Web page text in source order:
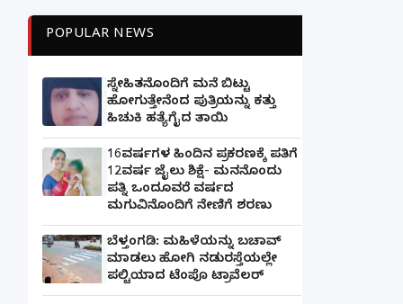
POPULAR NEWS
ಸ್ನೇಹಿತನೊಂದಿಗೆ ಮನೆ ಬಿಟ್ಟು
ಹೋಗುತ್ತೇನೆಂದ ಪುತ್ರಿಯನ್ನು ಕತ್ತು
ಹಿಚುಕಿ ಹತ್ಯೆಗೈದ ತಾಯಿ
16ವರ್ಷಗಳ ಹಿಂದಿನ ಪ್ರಕರಣಕ್ಕೆ ಪತಿಗೆ
12ವರ್ಷ ಜೈಲು ಶಿಕ್ಷೆ- ಮನನೊಂದು
ಪತ್ನಿ ಒಂದೂವರೆ ವರ್ಷದ
ಮಗುವಿನೊಂದಿಗೆ ನೇಣಿಗೆ ಶರಣು
ಬೆಳ್ತಂಗಡಿ: ಮಹಿಳೆಯನ್ನು ಬಚಾವ್
ಮಾಡಲು ಹೋಗಿ ನಡುರಸ್ತೆಯಲ್ಲೇ
ಪಲ್ಟಿಯಾದ ಟೆಂಪೊ ಟ್ರಾವೆಲರ್